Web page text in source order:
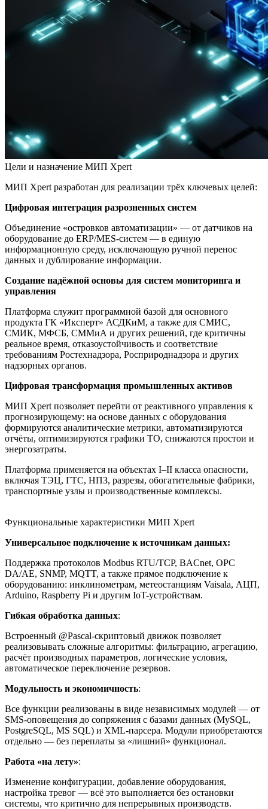
Цели и назначение МИП Xpert
МИП Xpert разработан для реализации трёх ключевых целей:
Цифровая интеграция разрозненных систем
Объединение «островков автоматизации» — от датчиков на
оборудование до ERP/MES-систем — в единую
информационную среду, исключающую ручной перенос
данных и дублирование информации.
Создание надёжной основы для систем мониторинга и
управления
Платформа служит программной базой для основного
продукта ГК «Иксперт» АСДКиМ, а также для СМИС,
СМИК, МФСБ, СММиА и других решений, где критичны
реальное время, отказоустойчивость и соответствие
требованиям Ростехнадзора, Росприроднадзора и других
надзорных органов.
Цифровая трансформация промышленных активов
МИП Xpert позволяет перейти от реактивного управления к
прогнозирующему: на основе данных с оборудования
формируются аналитические метрики, автоматизируются
отчёты, оптимизируются графики ТО, снижаются простои и
энергозатраты.
Платформа применяется на объектах I–II класса опасности,
включая ТЭЦ, ГТС, НПЗ, разрезы, обогатительные фабрики,
транспортные узлы и производственные комплексы.
Функциональные характеристики МИП Xpert
Универсальное подключение к источникам данных:
Поддержка протоколов Modbus RTU/TCP, BACnet, OPC
DA/AE, SNMP, MQTT, а также прямое подключение к
оборудованию: инклинометрам, метеостанциям Vaisala, АЦП,
Arduino, Raspberry Pi и другим IoT-устройствам.
Гибкая обработка данных:
Встроенный @Pascal-скриптовый движок позволяет
реализовывать сложные алгоритмы: фильтрацию, агрегацию,
расчёт производных параметров, логические условия,
автоматическое переключение резервов.
Модульность и экономичность:
Все функции реализованы в виде независимых модулей — от
SMS-оповещения до сопряжения с базами данных (MySQL,
PostgreSQL, MS SQL) и XML-парсера. Модули приобретаются
отдельно — без переплаты за «лишний» функционал.
Работа «на лету»:
Изменение конфигурации, добавление оборудования,
настройка тревог — всё это выполняется без остановки
системы, что критично для непрерывных производств.